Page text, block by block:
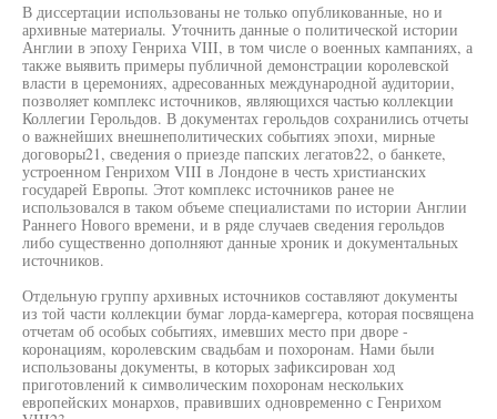
В диссертации использованы не только опубликованные, но и
архивные материалы. Уточнить данные о политической истории
Англии в эпоху Генриха VIII, в том числе о военных кампаниях, а
также выявить примеры публичной демонстрации королевской
власти в церемониях, адресованных международной аудитории,
позволяет комплекс источников, являющихся частью коллекции
Коллегии Герольдов. В документах герольдов сохранились отчеты
о важнейших внешнеполитических событиях эпохи, мирные
договоры21, сведения о приезде папских легатов22, о банкете,
устроенном Генрихом VIII в Лондоне в честь христианских
государей Европы. Этот комплекс источников ранее не
использовался в таком объеме специалистами по истории Англии
Раннего Нового времени, и в ряде случаев сведения герольдов
либо существенно дополняют данные хроник и документальных
источников.
Отдельную группу архивных источников составляют документы
из той части коллекции бумаг лорда-камергера, которая посвящена
отчетам об особых событиях, имевших место при дворе -
коронациям, королевским свадьбам и похоронам. Нами были
использованы документы, в которых зафиксирован ход
приготовлений к символическим похоронам нескольких
европейских монархов, правивших одновременно с Генрихом